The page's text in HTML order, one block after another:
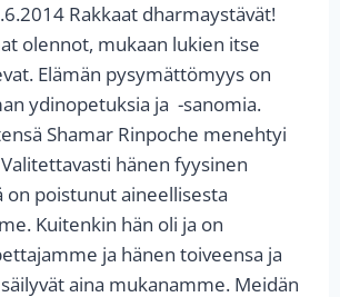
Rakkaat dharmaystävät!
olennot, mukaan lukien itse
Elämän pysymättömyys on
ydinopetuksia ja -sanomia.
Shamar Rinpoche menehtyi
hänen fyysinen
poistunut aineellisesta
Kuitenkin hän oli ja on
ja hänen toiveensa ja
aina mukanamme. Meidän